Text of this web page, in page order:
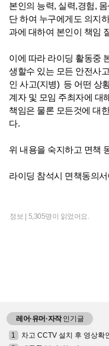
본인의 능력, 실력,경험,
단 하여 누구에게도 의지
과에 대하여 본인이 책임
이에 따라 라이딩 활동중
생할수 있는 모든 안전사
인 사고(지병) 등 어떤 상
계자 및 모임 주최자에 대
책임은 물론 모든것에 대
다.
위 내용을 숙지하고 면책
라이딩 참석시 면책동의
정보 | 5,305명이 읽었어요.
레어·유머·자작인기글
1
차고 CCTV 설치 후 영상확